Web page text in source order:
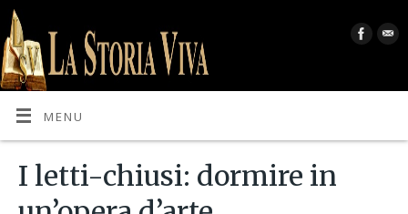
MENU
I letti-chiusi: dormire in